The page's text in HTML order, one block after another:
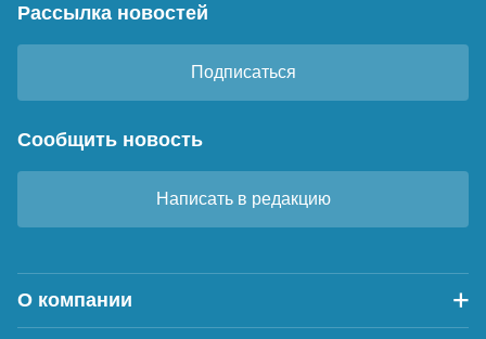
Рассылка новостей
Подписаться
Сообщить новость
Написать в редакцию
О компании